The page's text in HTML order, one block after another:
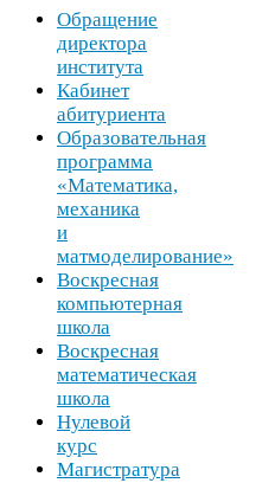
Обращение
директора
института
Кабинет
абитуриента
Образовательная
программа
«Математика,
механика
и
матмоделирование»
Воскресная
компьютерная
школа
Воскресная
математическая
школа
Нулевой
курс
Магистратура